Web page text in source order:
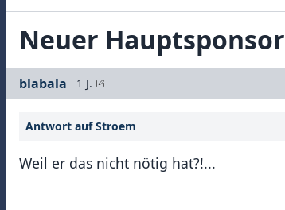
Neuer Hauptsponsor
blabala 1 J.
Antwort auf Stroem
Weil er das nicht nötig hat?!...